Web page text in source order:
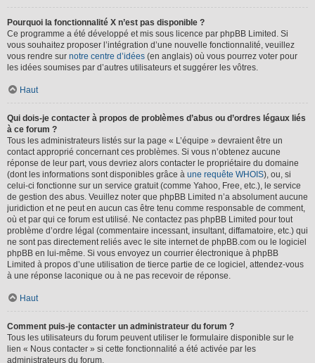
Pourquoi la fonctionnalité X n’est pas disponible ?
Ce programme a été développé et mis sous licence par phpBB Limited. Si
vous souhaitez proposer l’intégration d’une nouvelle fonctionnalité, veuillez
vous rendre sur notre centre d’idées (en anglais) où vous pourrez voter pour
les idées soumises par d’autres utilisateurs et suggérer les vôtres.
Haut
Qui dois-je contacter à propos de problèmes d’abus ou d’ordres légaux liés
à ce forum ?
Tous les administrateurs listés sur la page « L’équipe » devraient être un
contact approprié concernant ces problèmes. Si vous n’obtenez aucune
réponse de leur part, vous devriez alors contacter le propriétaire du domaine
(dont les informations sont disponibles grâce à une requête WHOIS), ou, si
celui-ci fonctionne sur un service gratuit (comme Yahoo, Free, etc.), le service
de gestion des abus. Veuillez noter que phpBB Limited n’a absolument aucune
juridiction et ne peut en aucun cas être tenu comme responsable de comment,
où et par qui ce forum est utilisé. Ne contactez pas phpBB Limited pour tout
problème d’ordre légal (commentaire incessant, insultant, diffamatoire, etc.) qui
ne sont pas directement reliés avec le site internet de phpBB.com ou le logiciel
phpBB en lui-même. Si vous envoyez un courrier électronique à phpBB
Limited à propos d’une utilisation de tierce partie de ce logiciel, attendez-vous
à une réponse laconique ou à ne pas recevoir de réponse.
Haut
Comment puis-je contacter un administrateur du forum ?
Tous les utilisateurs du forum peuvent utiliser le formulaire disponible sur le
lien « Nous contacter » si cette fonctionnalité a été activée par les
administrateurs du forum.